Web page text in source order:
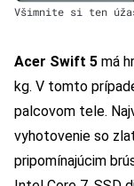
Všimnite si ten
Acer Swift 5 má
kg. V tomto
palcovom tele.
vyhotovenie so
pripomínajúcim